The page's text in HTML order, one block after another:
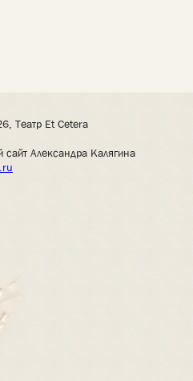
Театр Et Cetera
Александра Калягина